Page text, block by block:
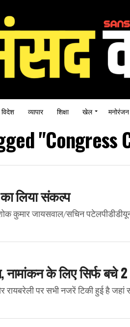
विदेश व्यापार शिक्षा खेल मनोरंजन
"Congress
लिया संकल्प
कुमार जायसवाल/सचिन
के लिए सिर्फ बचे 2
पर सभी नजरें टिकी हुई है जहां